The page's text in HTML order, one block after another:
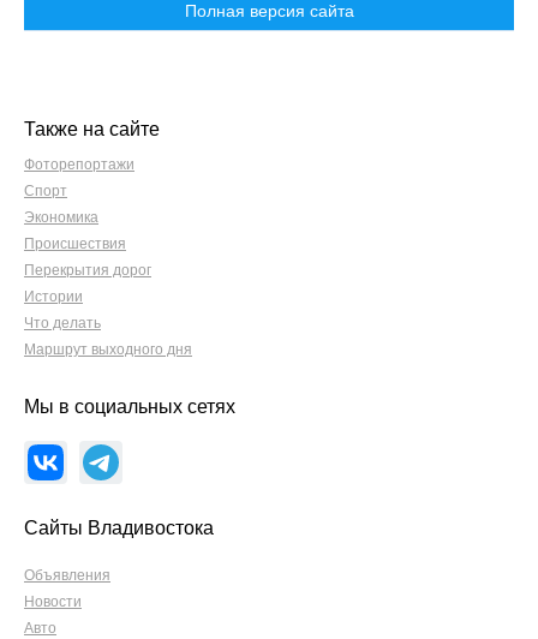
Полная версия сайта
Также на сайте
Фоторепортажи
Спорт
Экономика
Происшествия
Перекрытия дорог
Истории
Что делать
Маршрут выходного дня
Мы в социальных сетях
Сайты Владивостока
Объявления
Новости
Авто